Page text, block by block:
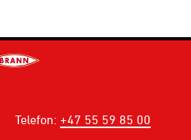
Telefon: +47 55 59 85 00